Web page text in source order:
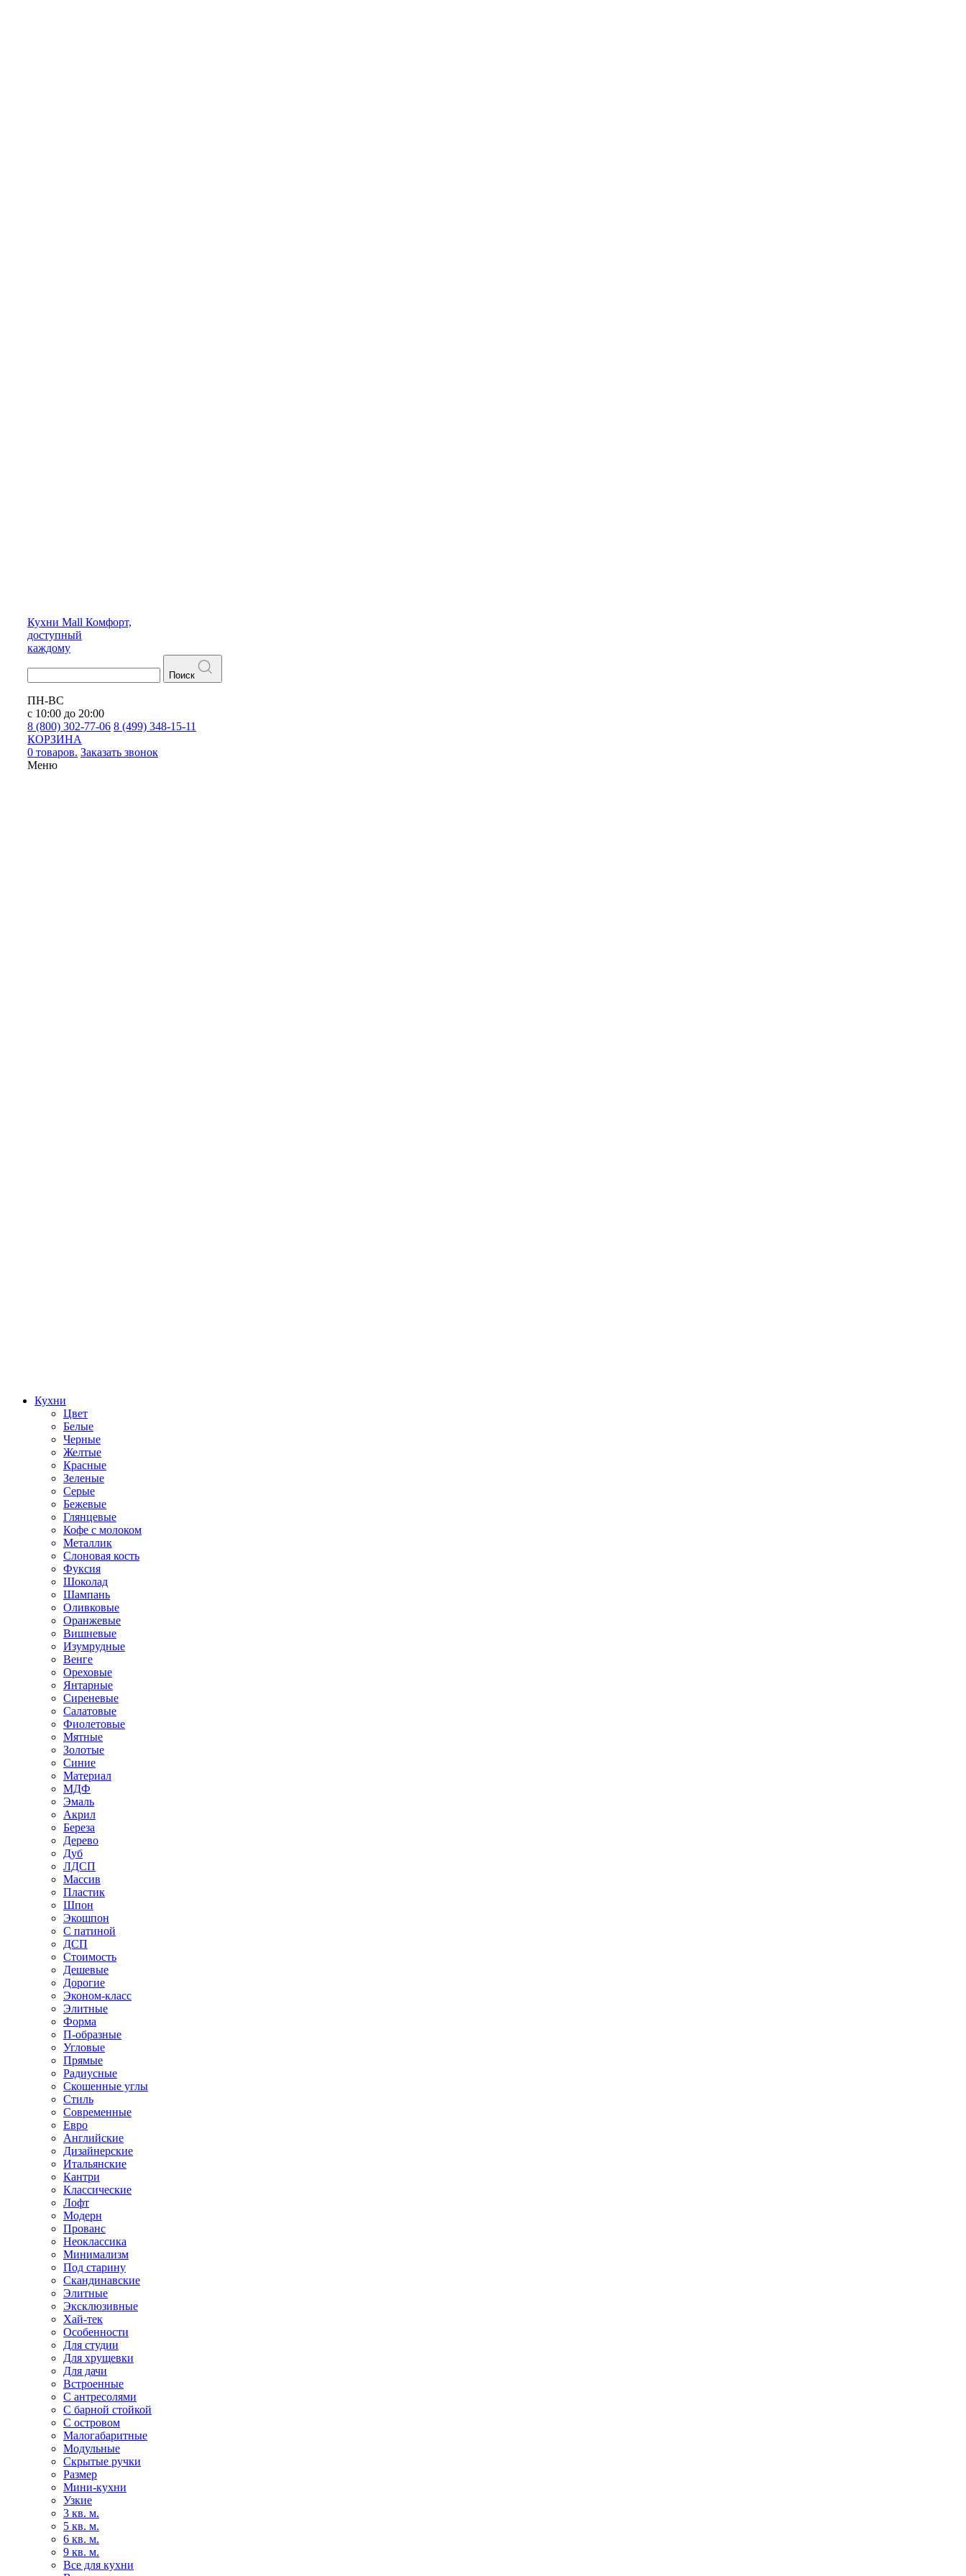
Кухни Mall Комфорт,
доступный
каждому
Поиск
ПН-ВС
с 10:00 до 20:00
8 (800) 302-77-06 8 (499) 348-15-11
КОРЗИНА
0 товаров. Заказать звонок
Меню
Кухни
Цвет
Белые
Черные
Желтые
Красные
Зеленые
Серые
Бежевые
Глянцевые
Кофе с молоком
Металлик
Слоновая кость
Фуксия
Шоколад
Шампань
Оливковые
Оранжевые
Вишневые
Изумрудные
Венге
Ореховые
Янтарные
Сиреневые
Салатовые
Фиолетовые
Мятные
Золотые
Синие
Материал
МДФ
Эмаль
Акрил
Береза
Дерево
Дуб
ЛДСП
Массив
Пластик
Шпон
Экошпон
С патиной
ДСП
Стоимость
Дешевые
Дорогие
Эконом-класс
Элитные
Форма
П-образные
Угловые
Прямые
Радиусные
Скошенные углы
Стиль
Современные
Евро
Английские
Дизайнерские
Итальянские
Кантри
Классические
Лофт
Модерн
Прованс
Неоклассика
Минимализм
Под старину
Скандинавские
Элитные
Эксклюзивные
Хай-тек
Особенности
Для студии
Для хрущевки
Для дачи
Встроенные
С антресолями
С барной стойкой
С островом
Малогабаритные
Модульные
Скрытые ручки
Размер
Мини-кухни
Узкие
3 кв. м.
5 кв. м.
6 кв. м.
9 кв. м.
Все для кухни